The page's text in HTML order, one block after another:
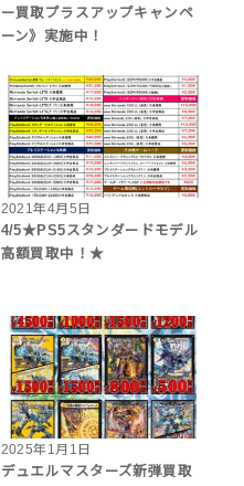
ー買取プラスアップキャンペ
ーン》実施中！
2021年4月5日
4/5★PS5スタンダードモデル
高額買取中！★
2025年1月1日
デュエルマスターズ新弾買取